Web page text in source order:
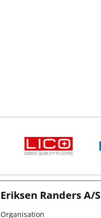
Eriksen Randers A/S
Organisation